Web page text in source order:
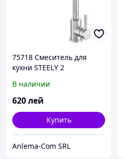
75718 Смеситель для
кухни STEELY 2
В наличии
620лей
Купить
Anlema-Com SRL